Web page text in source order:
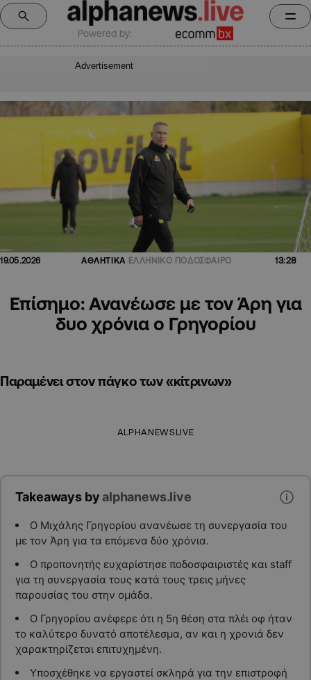
Powered by:
Advertisement
19.05.2026 ΑΘΛΗΤΙΚΑ ΕΛΛΗΝΙΚΟ ΠΟΔΟΣΦΑΙΡΟ 13:28
Επίσημο: Ανανέωσε με τον Άρη για
δυο χρόνια ο Γρηγορίου
Παραμένει στον πάγκο των «κίτρινων»
ALPHANEWSLIVE
Takeaways byalphanews.live
Ο Μιχάλης Γρηγορίου ανανέωσε τη συνεργασία του
με τον Άρη για τα επόμενα δύο χρόνια.
Ο προπονητής ευχαρίστησε ποδοσφαιριστές και staff
για τη συνεργασία τους κατά τους τρεις μήνες
παρουσίας του στην ομάδα.
Ο Γρηγορίου ανέφερε ότι η 5η θέση στα πλέι οφ ήταν
το καλύτερο δυνατό αποτέλεσμα, αν και η χρονιά δεν
χαρακτηρίζεται επιτυχημένη.
Υποσχέθηκε να εργαστεί σκληρά για την επιστροφή